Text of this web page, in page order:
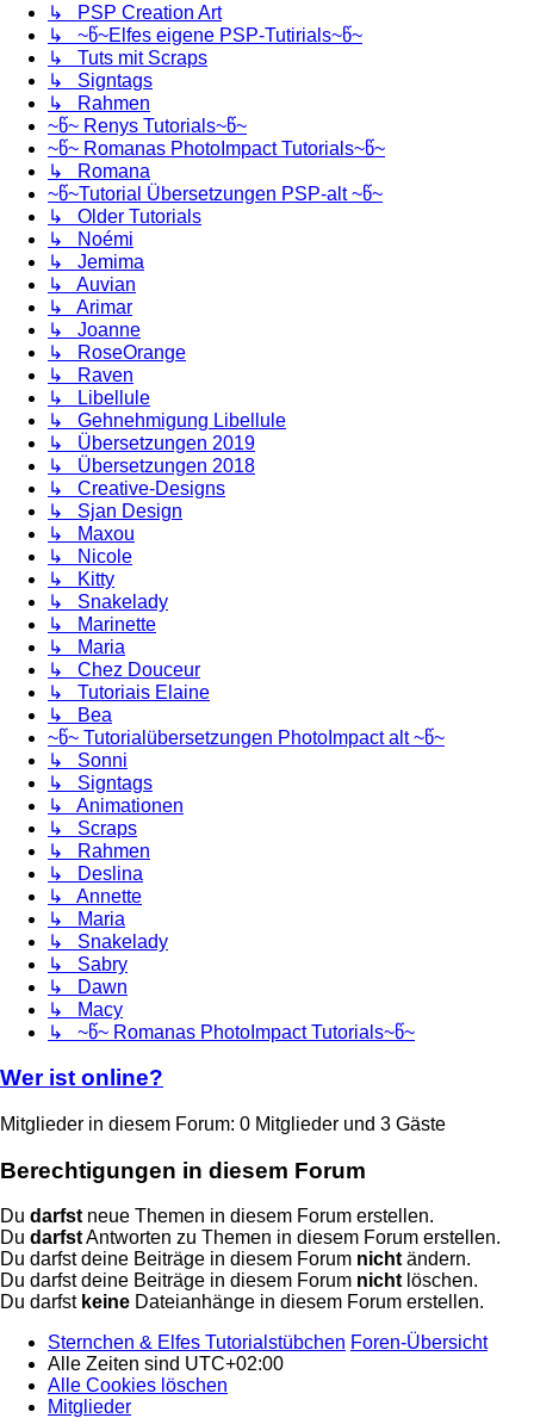
↳ PSP Creation Art
↳ ~წ~Elfes eigene PSP-Tutirials~წ~
↳ Tuts mit Scraps
↳ Signtags
↳ Rahmen
~წ~ Renys Tutorials~წ~
~წ~ Romanas PhotoImpact Tutorials~წ~
↳ Romana
~წ~Tutorial Übersetzungen PSP-alt ~წ~
↳ Older Tutorials
↳ Noémi
↳ Jemima
↳ Auvian
↳ Arimar
↳ Joanne
↳ RoseOrange
↳ Raven
↳ Libellule
↳ Gehnehmigung Libellule
↳ Übersetzungen 2019
↳ Übersetzungen 2018
↳ Creative-Designs
↳ Sjan Design
↳ Maxou
↳ Nicole
↳ Kitty
↳ Snakelady
↳ Marinette
↳ Maria
↳ Chez Douceur
↳ Tutoriais Elaine
↳ Bea
~წ~ Tutorialübersetzungen PhotoImpact alt ~წ~
↳ Sonni
↳ Signtags
↳ Animationen
↳ Scraps
↳ Rahmen
↳ Deslina
↳ Annette
↳ Maria
↳ Snakelady
↳ Sabry
↳ Dawn
↳ Macy
↳ ~წ~ Romanas PhotoImpact Tutorials~წ~
Wer ist online?
Mitglieder in diesem Forum: 0 Mitglieder und 3 Gäste
Berechtigungen in diesem Forum
Du darfstneue Themen in diesem Forum erstellen.
Du darfstAntworten zu Themen in diesem Forum erstellen.
Du darfst deine Beiträge in diesem Forum nichtändern.
Du darfst deine Beiträge in diesem Forum nichtlöschen.
Du darfst keine Dateianhänge in diesem Forum erstellen.
Sternchen & Elfes Tutorialstübchen Foren-Übersicht
Alle Zeiten sind UTC+02:00
Alle Cookies löschen
Mitglieder